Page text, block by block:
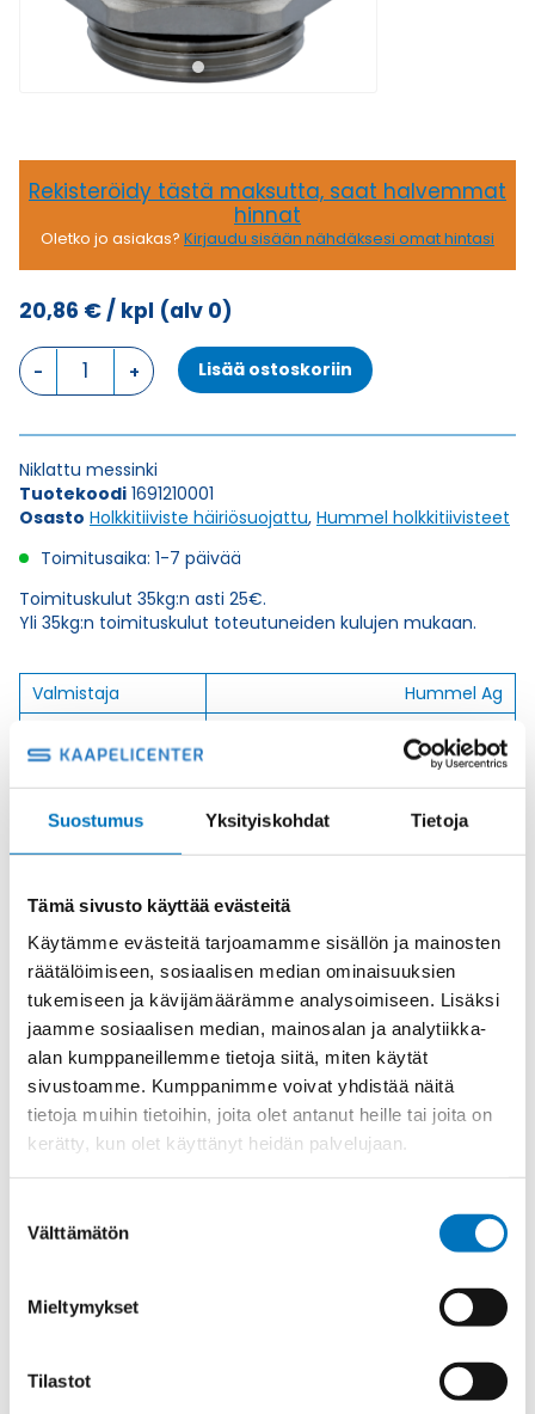
Suostumus Yksityiskohdat Tietoja
Tämä sivusto käyttää evästeitä
Käytämme evästeitä tarjoamamme sisällön ja mainosten
räätälöimiseen, sosiaalisen median ominaisuuksien
tukemiseen ja kävijämäärämme analysoimiseen. Lisäksi
jaamme sosiaalisen median, mainosalan ja analytiikka-
alan kumppaneillemme tietoja siitä, miten käytät
sivustoamme. Kumppanimme voivat yhdistää näitä
tietoja muihin tietoihin, joita olet antanut heille tai joita on
kerätty, kun olet käyttänyt heidän palvelujaan.
valinta
Välttämätön
Mieltymykset
Tilastot
Rekisteröidy tästä maksutta, saat halvemmat
hinnat
Oletko jo asiakas? Kirjaudu sisään nähdäksesi omat hintasi
20,86 €/ kpl (alv 0)
HSK-
M-
21
määrä
Lisää ostoskoriin
Niklattu messinki
Tuotekoodi 1691210001
Osasto Holkkitiiviste häiriösuojattu, Hummel holkkitiivisteet
Toimitusaika: 1-7 päivää
Toimituskulut 35kg:n asti 25€.
Yli 35kg:n toimituskulut toteutuneiden kulujen mukaan.
Valmistaja
Hummel Ag
24
7
Tuotenimi/Malli
HSK-M-EMC
Etim 7
EC000441
Kierre
Ulkokierre Ag
Normen
RoHS
Min [C]
Max [C]
Käyttölämpötila
'-40°C to +100°C
Avaimenkuva 1
30
Setrifikaatti Logot
UL;CSA;DNV-
GL;NEMA;Bahnzulassung;cUL
Halkasija Min.[Mm]
13